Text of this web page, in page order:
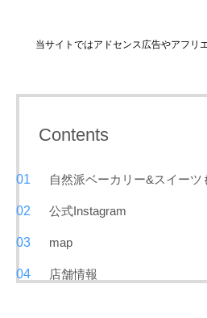
当サイトではアドセンス広告やアフリ
Contents
自然派ベーカリー&スイーツ
公式Instagram
map
店舗情報